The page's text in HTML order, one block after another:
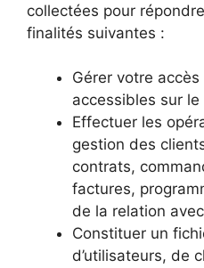
collectées pour
finalités suivantes :
Gérer votre
accessibles sur
Effectuer les
gestion des
contrats,
factures,
de la relation
Constituer un
d’utilisateurs, de